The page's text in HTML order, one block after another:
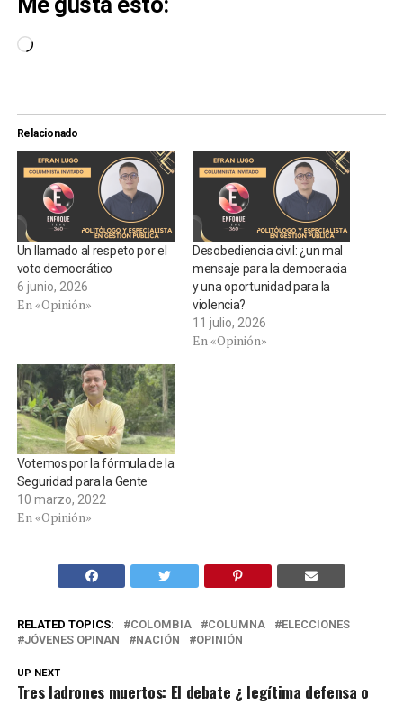
Cargando...
Relacionado
Un llamado al respeto por el
voto democrático
6 junio, 2026
En «Opinión»
Desobediencia civil: ¿un mal
mensaje para la democracia
y una oportunidad para la
violencia?
11 julio, 2026
En «Opinión»
Votemos por la fórmula de la
Seguridad para la Gente
10 marzo, 2022
En «Opinión»
RELATED TOPICS: COLOMBIA COLUMNA
ELECCIONES
JÓVENES OPINAN
NACIÓN OPINIÓN
UP NEXT
Tres ladrones muertos: El debate ¿ legítima defensa o